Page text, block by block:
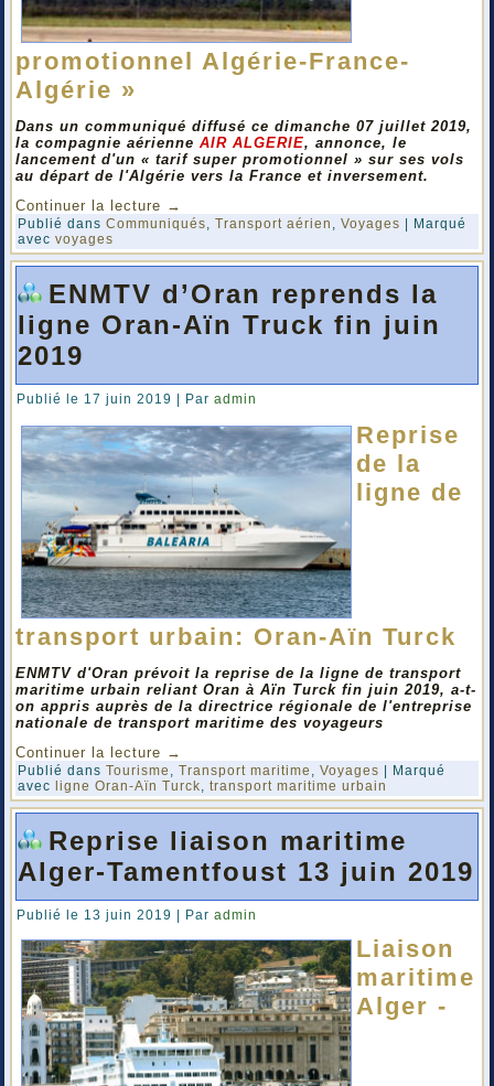
promotionnel Algérie-France-
Algérie »
Dans un communiqué diffusé ce dimanche 07 juillet 2019,
la compagnie aérienneAIR ALGERIE, annonce, le
lancement d'un « tarif super promotionnel » sur ses vols
au départ de l'Algérie vers la France et inversement.
Continuer la lecture →
Publié dans Communiqués,Transport aérien ,Voyages
Marqué
avec voyages
ENMTV d’Oran reprends la
ligne Oran-Aïn Truck fin juin
2019
Publié le 17 juin 2019 Par admin
Reprise
de la
ligne de
transport urbain: Oran-Aïn Turck
ENMTV d'Oran prévoit la reprise de la ligne de transport
maritime urbain reliant Oran à Aïn Turck fin juin 2019, a-t-
on appris auprès de la directrice régionale de l'entreprise
nationale de transport maritime des voyageurs
Continuer la lecture →
Publié dans Tourisme ,Transport maritime ,Voyages
Marqué
avec
ligne Oran-Aïn Turck,transport maritime urbain
Reprise liaison maritime
Alger-Tamentfoust 13 juin 2019
Publié le 13 juin 2019 Par admin
Liaison
maritime
Alger -